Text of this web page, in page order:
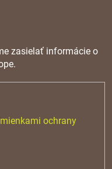
zasielať informácie o
ochrany